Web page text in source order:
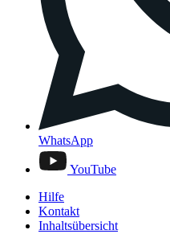
WhatsApp
YouTube
Hilfe
Kontakt
Inhaltsübersicht